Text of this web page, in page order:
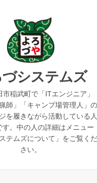
システムズ
市稲武町で「ITエンジニア」
師」「キャンプ場管理人」の
を履きながら活動している人
す。中の人の詳細はメニュー
テムズについて」をご覧くだ
さい。